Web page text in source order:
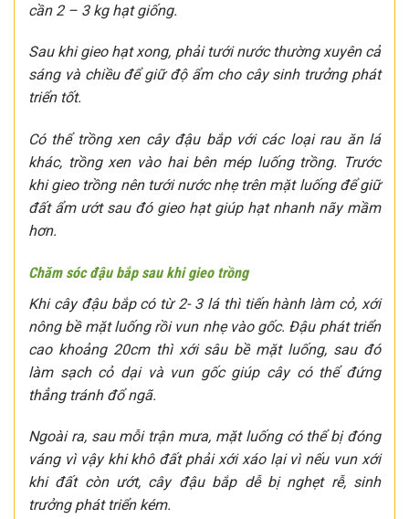
cần 2 – 3 kg hạt giống.
Sau khi gieo hạt xong, phải tưới nước thường xuyên cả
sáng và chiều để giữ độ ẩm cho cây sinh trưởng phát
triển tốt.
Có thể trồng xen cây đậu bắp với các loại rau ăn lá
khác, trồng xen vào hai bên mép luống trồng. Trước
khi gieo trồng nên tưới nước nhẹ trên mặt luống để giữ
đất ẩm ướt sau đó gieo hạt giúp hạt nhanh nãy mầm
hơn.
Chăm sóc đậu bắp sau khi gieo trồng
Khi cây đậu bắp có từ 2- 3 lá thì tiến hành làm cỏ, xới
nông bề mặt luống rồi vun nhẹ vào gốc. Đậu phát triển
cao khoảng 20cm thì xới sâu bề mặt luống, sau đó
làm sạch cỏ dại và vun gốc giúp cây có thể đứng
thẳng tránh đổ ngã.
Ngoài ra, sau mỗi trận mưa, mặt luống có thể bị đóng
váng vì vậy khi khô đất phải xới xáo lại vì nếu vun xới
khi đất còn ướt, cây đậu bắp dễ bị nghẹt rễ, sinh
trưởng phát triển kém.